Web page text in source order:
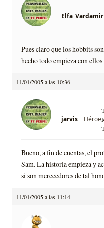
Elfa_Vardamir
Pues claro que los hobbits
hecho todo empieza con
11/01/2005 a las 10:36
jarvis Héroe
Bueno, a fin de cuentas, el
Sam. La historia empieza y
si son merecedores de tal
11/01/2005 a las 11:14